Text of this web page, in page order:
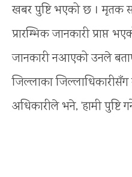
खबर पुष्टि भएको छ । मृतक
प्रारम्भिक जानकारी प्राप्त
जानकारी नआएको उनले
जिल्लाका
अधिकारीले भने, ‘हामी पुष्टि